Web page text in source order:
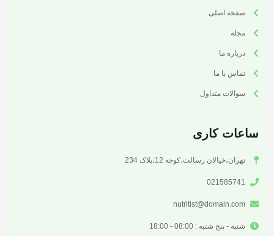
صفحه اصلی
مجله
درباره ما
تماس با ما
سوالات متداول
ساعات کاری
تهران،خیالان رسالت،کوجه 12،پلاک 234
021585741
nutritist@domain.com
شنبه - پنج شنبه : 08:00 - 18:00